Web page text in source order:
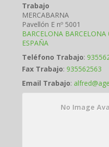
Trabajo
MERCABARNA
Pavellón E nº 5001
BARCELONA BARCELONA
ESPAÑA
Teléfono Trabajo:
Fax Trabajo: 935562563
Email Trabajo:
No Image